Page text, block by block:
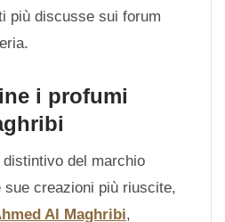
più discusse sui forum
i profumi
del marchio
creazioni più riuscite,
Al Maghribi,